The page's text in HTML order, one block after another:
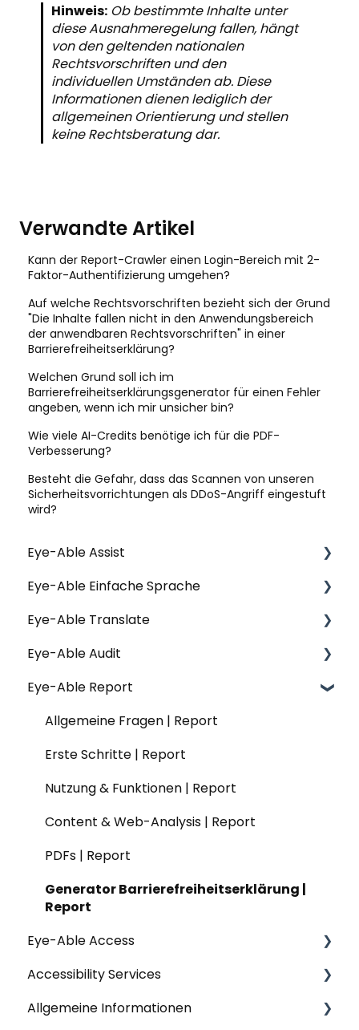
Hinweis: Ob bestimmte Inhalte unter
diese Ausnahmeregelung fallen, hängt
von den geltenden nationalen
Rechtsvorschriften und den
individuellen Umständen ab. Diese
Informationen dienen lediglich der
allgemeinen Orientierung und stellen
keine Rechtsberatung dar.
Verwandte Artikel
Kann der Report-Crawler einen Login-Bereich mit 2-
Faktor-Authentifizierung umgehen?
Auf welche Rechtsvorschriften bezieht sich der Grund
"Die Inhalte fallen nicht in den Anwendungsbereich
der anwendbaren Rechtsvorschriften" in einer
Barrierefreiheitserklärung?
Welchen Grund soll ich im
Barrierefreiheitserklärungsgenerator für einen Fehler
angeben, wenn ich mir unsicher bin?
Wie viele AI-Credits benötige ich für die PDF-
Verbesserung?
Besteht die Gefahr, dass das Scannen von unseren
Sicherheitsvorrichtungen als DDoS-Angriff eingestuft
wird?
Eye-Able Assist
Allgemeine Fragen | Assist
Installation | Assist
Konfiguration | Assist
Nutzung & Funktionen | Assist
Datenschutz | Assist
Eye-Able Einfache Sprache
Allgemeine Fragen | Einfache Sprache
Installation | Einfache Sprache
Nutzung & Funktionen | Einfache Sprache
Website-Modul | Einfache Sprache
Eye-Able Translate
Allgemeine Fragen | Translate
Website-Modul | Translate
Installation | Translate
Nutzung & Funktionen | Translate
Datenschutz | Translate
Eye-Able Audit
Allgemeine Fragen | Audit
Installation | Audit
Nutzung & Funktionen | Audit
Eye-Able Report
Allgemeine Fragen | Report
Erste Schritte | Report
Nutzung & Funktionen | Report
Content & Web-Analysis | Report
PDFs | Report
Generator Barrierefreiheitserklärung |
Report
Eye-Able Access
Allgemeine Fragen | Eye-Able Access
Installation | Eye-Able Access
Accessibility Services
Workshops & Seminare
Allgemeine Informationen